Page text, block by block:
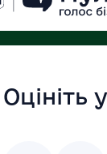
анулювання